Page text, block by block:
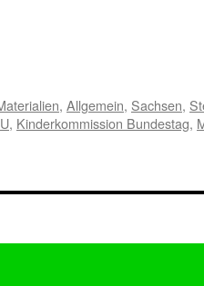
, Allgemein, Sachsen,
, Kinderkommission Bundestag,